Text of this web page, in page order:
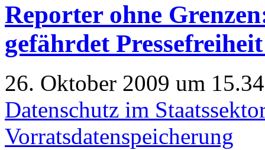
Reporter ohne
gefährdet
26. Oktober 2009 um
Datenschutz im Staatssektor
Vorratsdatenspeicherung